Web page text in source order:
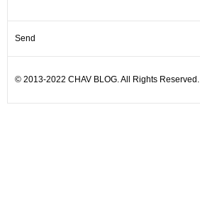
© 2013-2022 CHAV BLOG. All Rights Reserved.